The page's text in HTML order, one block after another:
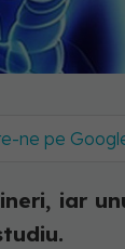
ne pe
iar